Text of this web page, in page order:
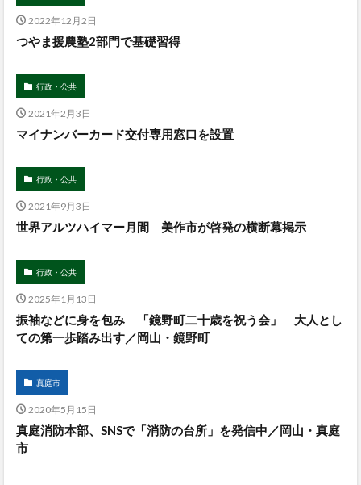
2022年12月2日
つやま援農塾2部門で基礎習得
行政・公共
2021年2月3日
マイナンバーカード交付専用窓口を設置
行政・公共
2021年9月3日
世界アルツハイマー月間 美作市が啓発の横断幕掲示
行政・公共
2025年1月13日
振袖などに身を包み 「鏡野町二十歳を祝う会」 大人とし
ての第一歩踏み出す／岡山・鏡野町
真庭市
2020年5月15日
真庭消防本部、SNSで「消防の台所」を発信中／岡山・真庭
市